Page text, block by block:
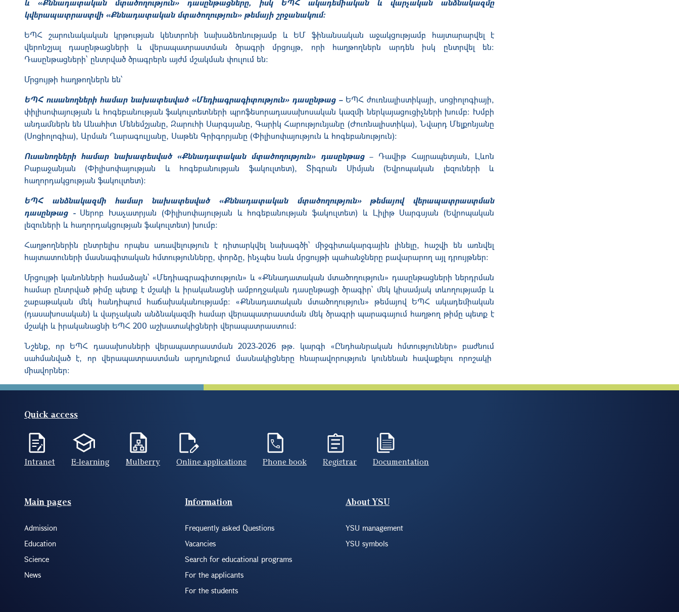
կվերապատրաստվի «Քննադատական մտածողություն» թեմայի շրջանակում։
ԵՊՀ շարունակական կրթության կենտրոնի նախաձեռնությամբ և ԵՄ ֆինանսական աջակցությամբ հայտարարվել է
վերոնշյալ դասընթացների և վերապատրաստման ծրագրի մրցույթ, որի հաղթողներն արդեն իսկ ընտրվել են:
Դասընթացների՝ ընտրված ծրագրերն այժմ մշակման փուլում են:
Մրցույթի հաղթողներն են՝
ԵՊՀ ուսանողների համար նախատեսված «Մեդիագրագիտություն» դասընթաց– ԵՊՀ ժուռնալիստիկայի, սոցիոլոգիայի,
փիլիսոփայության և հոգեբանության ֆակուլտետների պրոֆեսորադասախոսական կազմի ներկայացուցիչների խումբ: Խմբի
անդամներն են Անահիտ Մենեմշյանը, Զարուհի Սարգսյանը, Գարիկ Հարությունյանը (Ժուռնալիստիկա), Նվարդ Մելքոնյանը
(Սոցիոլոգիա), Արման Ղարագուլյանը, Սաթեն Գրիգորյանը (Փիլիսոփայություն և հոգեբանություն):
Ուսանողների համար նախատեսված «Քննադատական մտածողություն» դասընթաց– Դավիթ Հայրապետյան, Լևոն
Բաբաջանյան (Փիլիսոփայության և հոգեբանության ֆակուլտետ), Տիգրան Սիմյան (Եվրոպական լեզուների և
հաղորդակցության ֆակուլտետ):
ԵՊՀ անձնակազմի համար նախատեսված «Քննադատական մտածողություն» թեմայով վերապատրաստման
դասընթաց - Սերոբ Խաչատրյան (Փիլիսոփայության և հոգեբանության ֆակուլտետ) և Լիլիթ Սարգսյան (Եվրոպական
լեզուների և հաղորդակցության ֆակուլտետ) խումբ:
Հաղթողներին ընտրելիս որպես առավելություն է դիտարկվել նախագծի՝ միջգիտակարգային լինելը, հաշվի են առնվել
հայտատուների մասնագիտական հմտությունները, փորձը, ինչպես նաև մրցույթի պահանջները բավարարող այլ դրույթներ:
Մրցույթի կանոնների համաձայն՝ «Մեդիագրագիտություն» և «Քննադատական մտածողություն» դասընթացների ներդրման
համար ընտրված թիմը պետք է մշակի և իրականացնի ամբողջական դասընթացի ծրագիր՝ մեկ կիսամյակ տևողությամբ և
շաբաթական մեկ հանդիպում հաճախականությամբ: «Քննադատական մտածողություն» թեմայով ԵՊՀ ակադեմիական
(դասախոսական) և վարչական անձնակազմի համար վերապատրաստման մեկ ծրագրի պարագայում հաղթող թիմը պետք է
մշակի և իրականացնի ԵՊՀ 200 աշխատակիցների վերապատրաստում:
Նշենք, որ ԵՊՀ դասախոսների վերապատրաստման 2023-2026 թթ. կարգի «Ընդհանրական հմտություններ» բաժնում
սահմանված է, որ վերապատրաստման արդյունքում մասնակիցները հնարավորություն կունենան հավաքելու
որոշակի
միավորներ։
Quick access
Intranet E-learning Mulberry Online applications Phone book Registrar Documentation
Footer(ENG)
Main pages
Admission
Education
Science
News
Information
Frequently asked Questions
Vacancies
Search for educational programs
For the applicants
For the students
About YSU
YSU management
YSU symbols